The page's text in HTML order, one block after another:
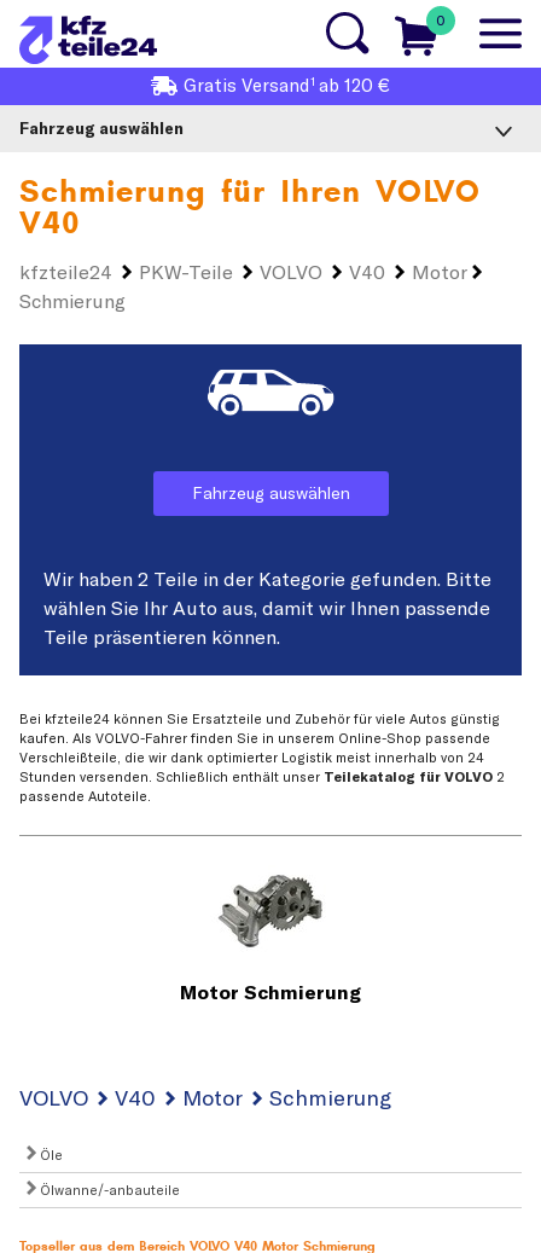
0
Gratis Versand1 ab 120 €
Fahrzeug auswählen
Schmierung für Ihren VOLVO
V40
kfzteile24 PKW-Teile VOLVO V40
Motor
Schmierung
Fahrzeug auswählen
Wir haben 2 Teile in der Kategorie gefunden. Bitte
wählen Sie Ihr Auto aus, damit wir Ihnen passende
Teile präsentieren können.
Bei kfzteile24 können Sie Ersatzteile und Zubehör für viele Autos günstig
kaufen. Als VOLVO-Fahrer finden Sie in unserem Online-Shop passende
Verschleißteile, die wir dank optimierter Logistik meist innerhalb von 24
Stunden versenden. Schließlich enthält unser Teilekatalog für VOLVO 2
passende Autoteile.
Motor Schmierung
VOLVO V40 Motor Schmierung
Öle
Ölwanne/-anbauteile
Topseller aus dem Bereich VOLVO V40 Motor Schmierung